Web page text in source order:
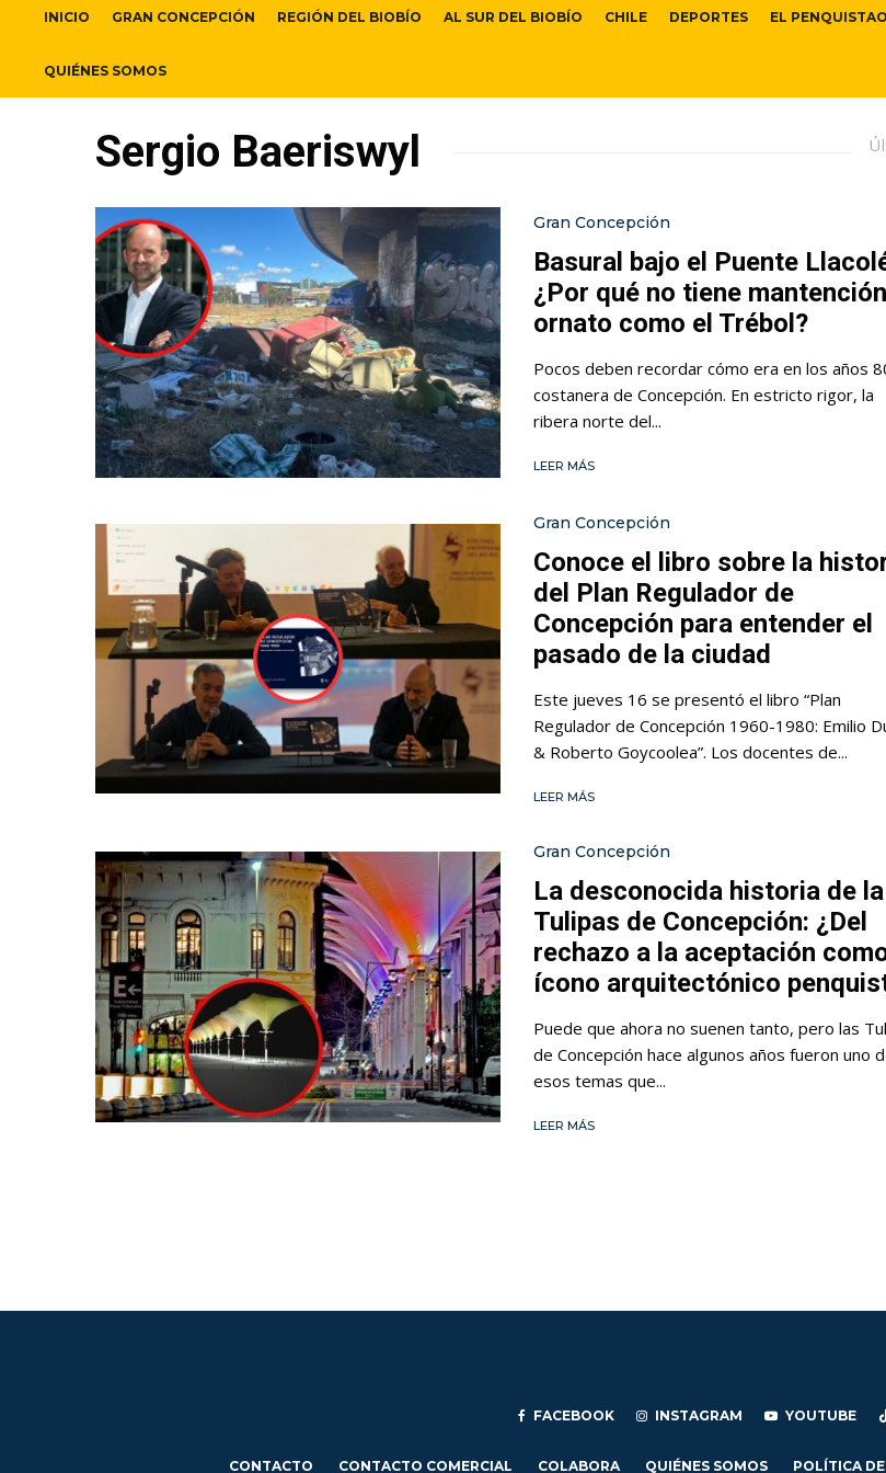
INICIO GRAN CONCEPCIÓN REGIÓN DEL BIOBÍO AL SUR DEL BIOBÍO CHILE DEPORTES EL PENQUISTAO
QUIÉNES SOMOS
Sergio Baeriswyl
Gran Concepción
Basural bajo el Puente
¿Por qué no tiene
ornato como el Trébol?
Pocos deben recordar cómo era en los años
costanera de Concepción. En estricto rigor, la
ribera norte del...
LEER MÁS
Gran Concepción
Conoce el libro sobre la
del Plan Regulador de
Concepción para entender el
pasado de la ciudad
Este jueves 16 se presentó el libro “Plan
Regulador de Concepción 1960-1980: Emilio
& Roberto Goycoolea”. Los docentes de...
LEER MÁS
Gran Concepción
La desconocida historia de la
Tulipas de Concepción: ¿Del
rechazo a la aceptación
ícono arquitectónico
Puede que ahora no suenen tanto, pero las
de Concepción hace algunos años fueron uno
esos temas que...
LEER MÁS
FACEBOOK INSTAGRAM YOUTUBE
CONTACTO CONTACTO COMERCIAL COLABORA QUIÉNES SOMOS POLÍTICA